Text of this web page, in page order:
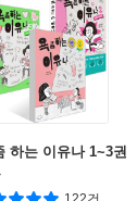
하는 이유나 1~3권